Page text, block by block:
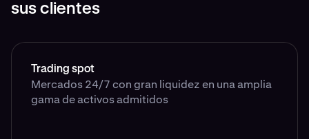
sus clientes
Trading spot
Mercados 24/7 con gran liquidez en una amplia
gama de activos admitidos